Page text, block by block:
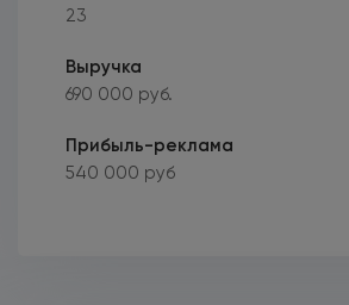
23
Выручка
690 000 руб.
Прибыль-реклама
540 000 руб